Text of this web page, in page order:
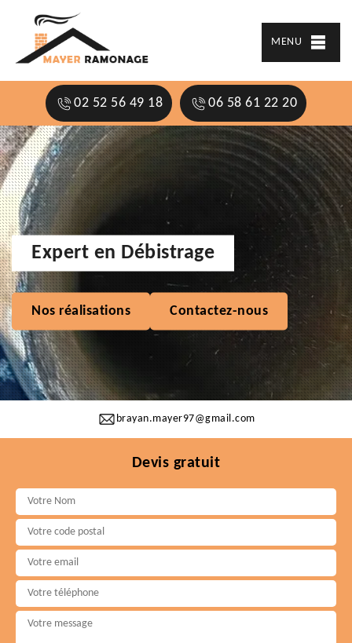
MENU
02 52 56 49 18 06 58 61 22 20
brayan.mayer97@gmail.com
Expert en Débistrage
Nos réalisations Contactez-nous
Devis gratuit